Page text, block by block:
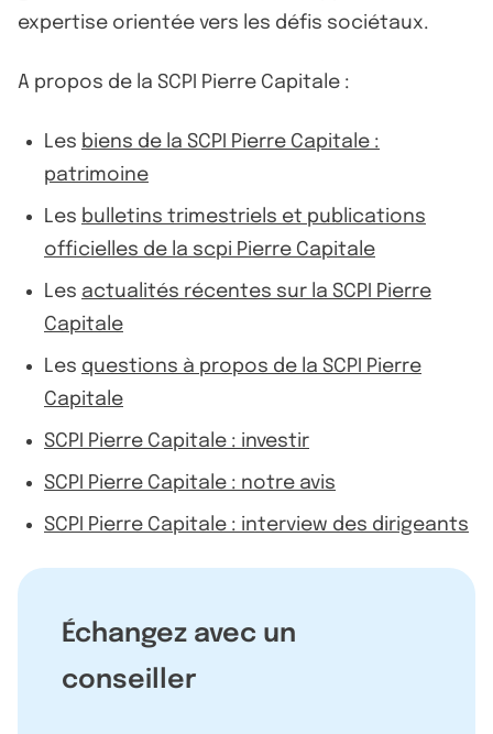
expertise orientée vers les défis sociétaux.
A propos de la SCPI Pierre Capitale :
Les biens de la SCPI Pierre Capitale :
patrimoine
Les bulletins trimestriels et publications
officielles de la scpi Pierre Capitale
Les actualités récentes sur la SCPI Pierre
Capitale
Les questions à propos de la SCPI Pierre
Capitale
SCPI Pierre Capitale : investir
SCPI Pierre Capitale : notre avis
SCPI Pierre Capitale : interview des dirigeants
Échangez avec un
conseiller